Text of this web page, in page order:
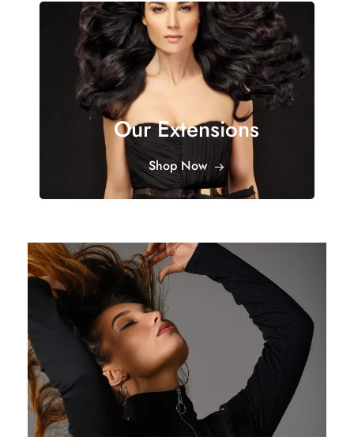
Our Extensions
Shop Now